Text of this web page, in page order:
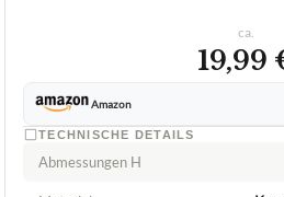
ca.
19,99
Amazon
TECHNISCHE DETAILS
Abmessungen H